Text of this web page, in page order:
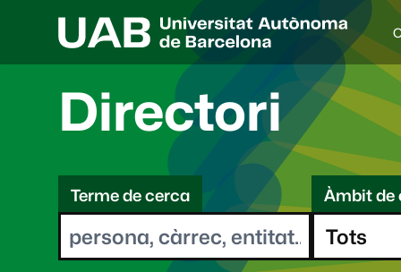
I
d
i
a
e
l
e
Directori
C
eTerme de cerca Àmbit de